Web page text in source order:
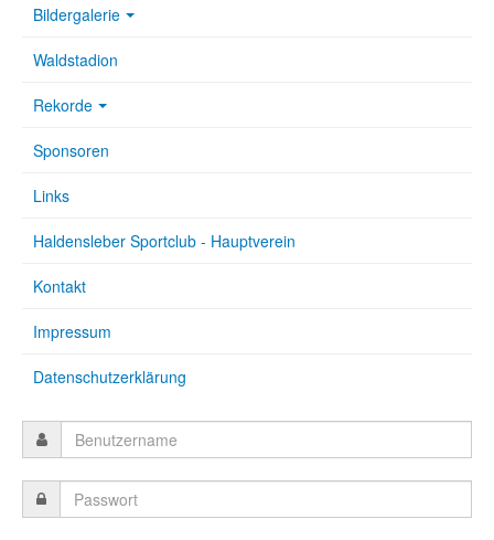
Bildergalerie
Waldstadion
Rekorde
Sponsoren
Links
Haldensleber Sportclub - Hauptverein
Kontakt
Impressum
Datenschutzerklärung